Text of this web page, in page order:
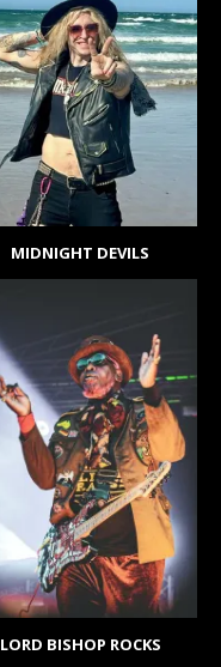
MIDNIGHT DEVILS
LORD BISHOP ROCKS